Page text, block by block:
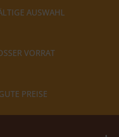
AUSWAHL
VORRAT
PREISE